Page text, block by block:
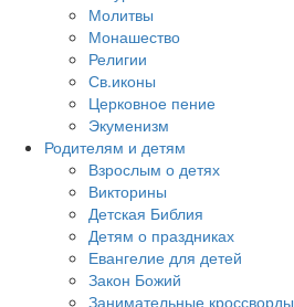
Молитвы
Монашество
Религии
Св.иконы
Церковное пение
Экуменизм
Родителям и детям
Взрослым о детях
Викторины
Детская Библия
Детям о праздниках
Евангелие для детей
Закон Божий
Занимательные кроссворды